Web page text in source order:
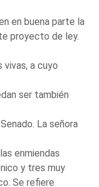
en buena parte la
proyecto de ley.
a cuyo
ser también
La señora
enmiendas
y tres muy
Se refiere